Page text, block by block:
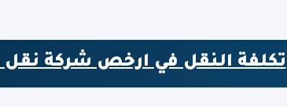
تكلفة النقل في ارخص شركة نقل